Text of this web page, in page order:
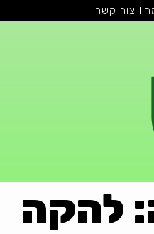
צור קשר
להקה